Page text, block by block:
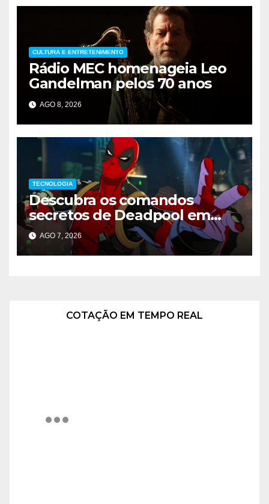
CULTURA E ENTRETENIMENTO
Rádio MEC homenageia Leo
Gandelman pelos 70 anos
AGO 8, 2026
TECNOLOGIA
Descubra os comandos
secretos de Deadpool em
Marvel Tokon
AGO 7, 2026
COTAÇÃO EM TEMPO REAL